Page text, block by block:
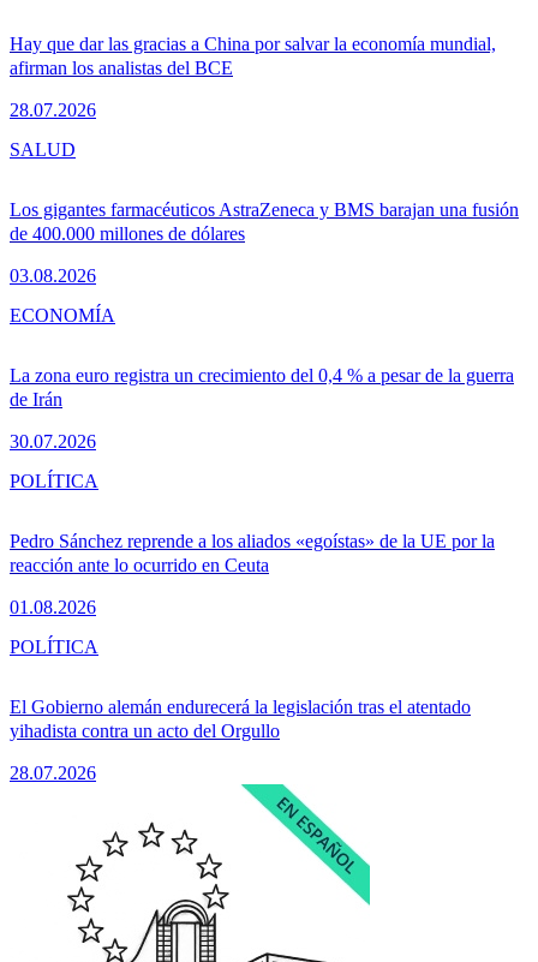
Hay que dar las gracias a China por salvar la economía mundial,
afirman los analistas del BCE
28.07.2026
Los gigantes farmacéuticos AstraZeneca y BMS barajan una fusión
de 400.000 millones de dólares
03.08.2026
SALUD
La zona euro registra un crecimiento del 0,4 % a pesar de la guerra
de Irán
30.07.2026
ECONOMÍA
Pedro Sánchez reprende a los aliados «egoístas» de la UE por la
reacción ante lo ocurrido en Ceuta
01.08.2026
POLÍTICA
El Gobierno alemán endurecerá la legislación tras el atentado
yihadista contra un acto del Orgullo
28.07.2026
POLÍTICA